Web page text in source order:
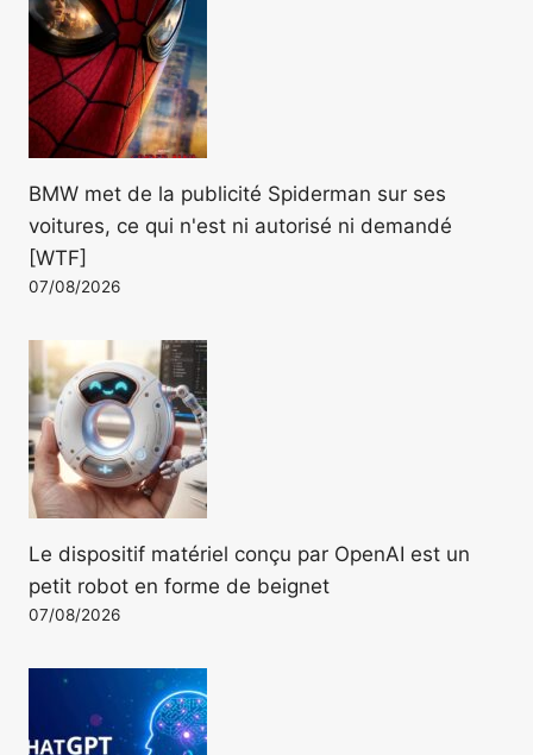
BMW met de la publicité Spiderman sur ses
voitures, ce qui n'est ni autorisé ni demandé
[WTF]
07/08/2026
Le dispositif matériel conçu par OpenAI est un
petit robot en forme de beignet
07/08/2026